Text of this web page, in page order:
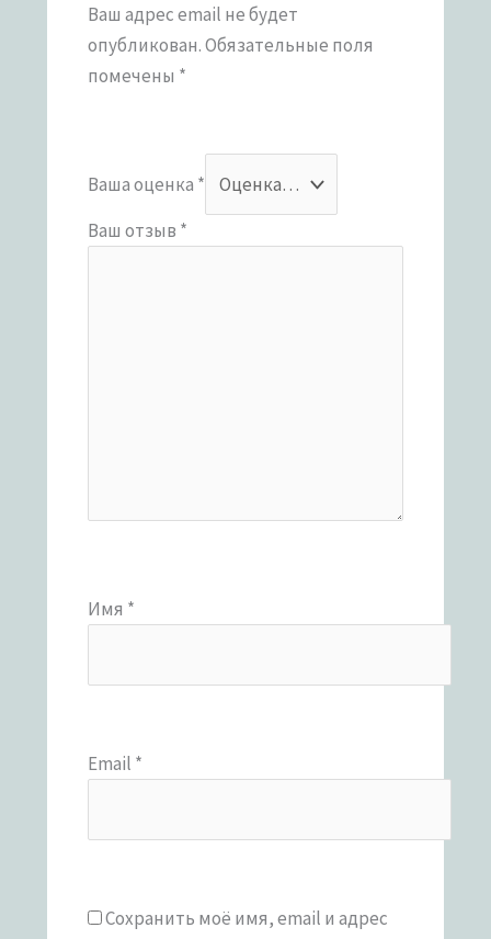
Ваш адрес email не будет
опубликован.Обязательные поля
помечены *
Ваша оценка *
Ваш отзыв *
Имя *
Email *
Сохранить моё имя, email и адрес